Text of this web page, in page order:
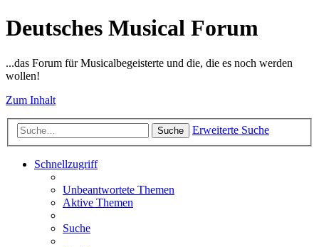
Deutsches Musical Forum
...das Forum für Musicalbegeisterte und die, die es noch werden
wollen!
Zum Inhalt
Suche Erweiterte Suche
Schnellzugriff
Unbeantwortete Themen
Aktive Themen
Suche